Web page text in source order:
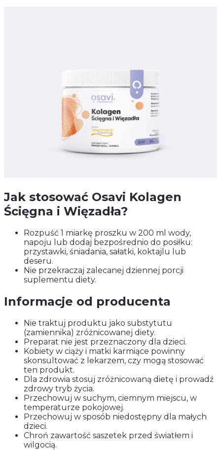
Jak stosować Osavi Kolagen
Ścięgna i Więzadła?
Rozpuść 1 miarkę proszku w 200 ml wody,
napoju lub dodaj bezpośrednio do posiłku:
przystawki, śniadania, sałatki, koktajlu lub
deseru.
Nie przekraczaj zalecanej dziennej porcji
suplementu diety.
Informacje od producenta
Nie traktuj produktu jako substytutu
(zamiennika) zróżnicowanej diety.
Preparat nie jest przeznaczony dla dzieci.
Kobiety w ciąży i matki karmiące powinny
skonsultować z lekarzem, czy mogą stosować
ten produkt.
Dla zdrowia stosuj zróżnicowaną dietę i prowadź
zdrowy tryb życia.
Przechowuj w suchym, ciemnym miejscu, w
temperaturze pokojowej.
Przechowuj w sposób niedostępny dla małych
dzieci.
Chroń zawartość saszetek przed światłem i
wilgocią.